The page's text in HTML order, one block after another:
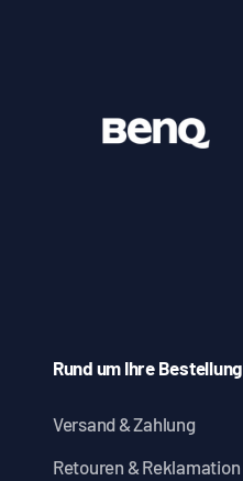
Rund um Ihre Bestellung
Versand & Zahlung
Retouren & Reklamation